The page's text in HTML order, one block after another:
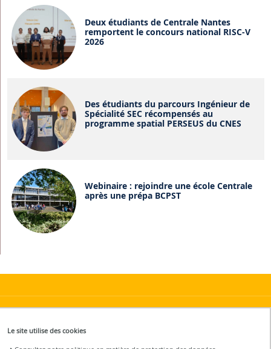
Le site utilise des cookies
Deux étudiants de Centrale Nantes
remportent le concours national RISC-V
2026
Des étudiants du parcours Ingénieur de
Spécialité SEC récompensés au
programme spatial PERSEUS du CNES
Webinaire : rejoindre une école Centrale
après une prépa BCPST